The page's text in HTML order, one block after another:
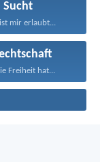
Sucht
mir erlaubt...
Freiheit hat...